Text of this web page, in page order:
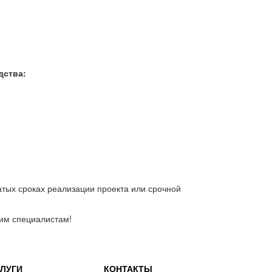
сроках реализации проекта или срочной
специалистам!
КОНТАКТЫ